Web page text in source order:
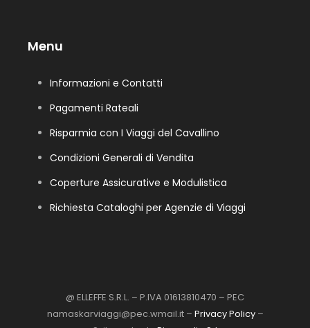
Menu
Informazioni e Contatti
Pagamenti Rateali
Risparmia con I Viaggi del Cavallino
Condizioni Generali di Vendita
Coperture Assicurative e Modulistica
Richiesta Cataloghi per Agenzie di Viaggi
@ ELLEFFE S.R.L. – P.IVA 01613810470 – PEC
namaskarviaggi@pec.wmail.it – Privacy Policy–